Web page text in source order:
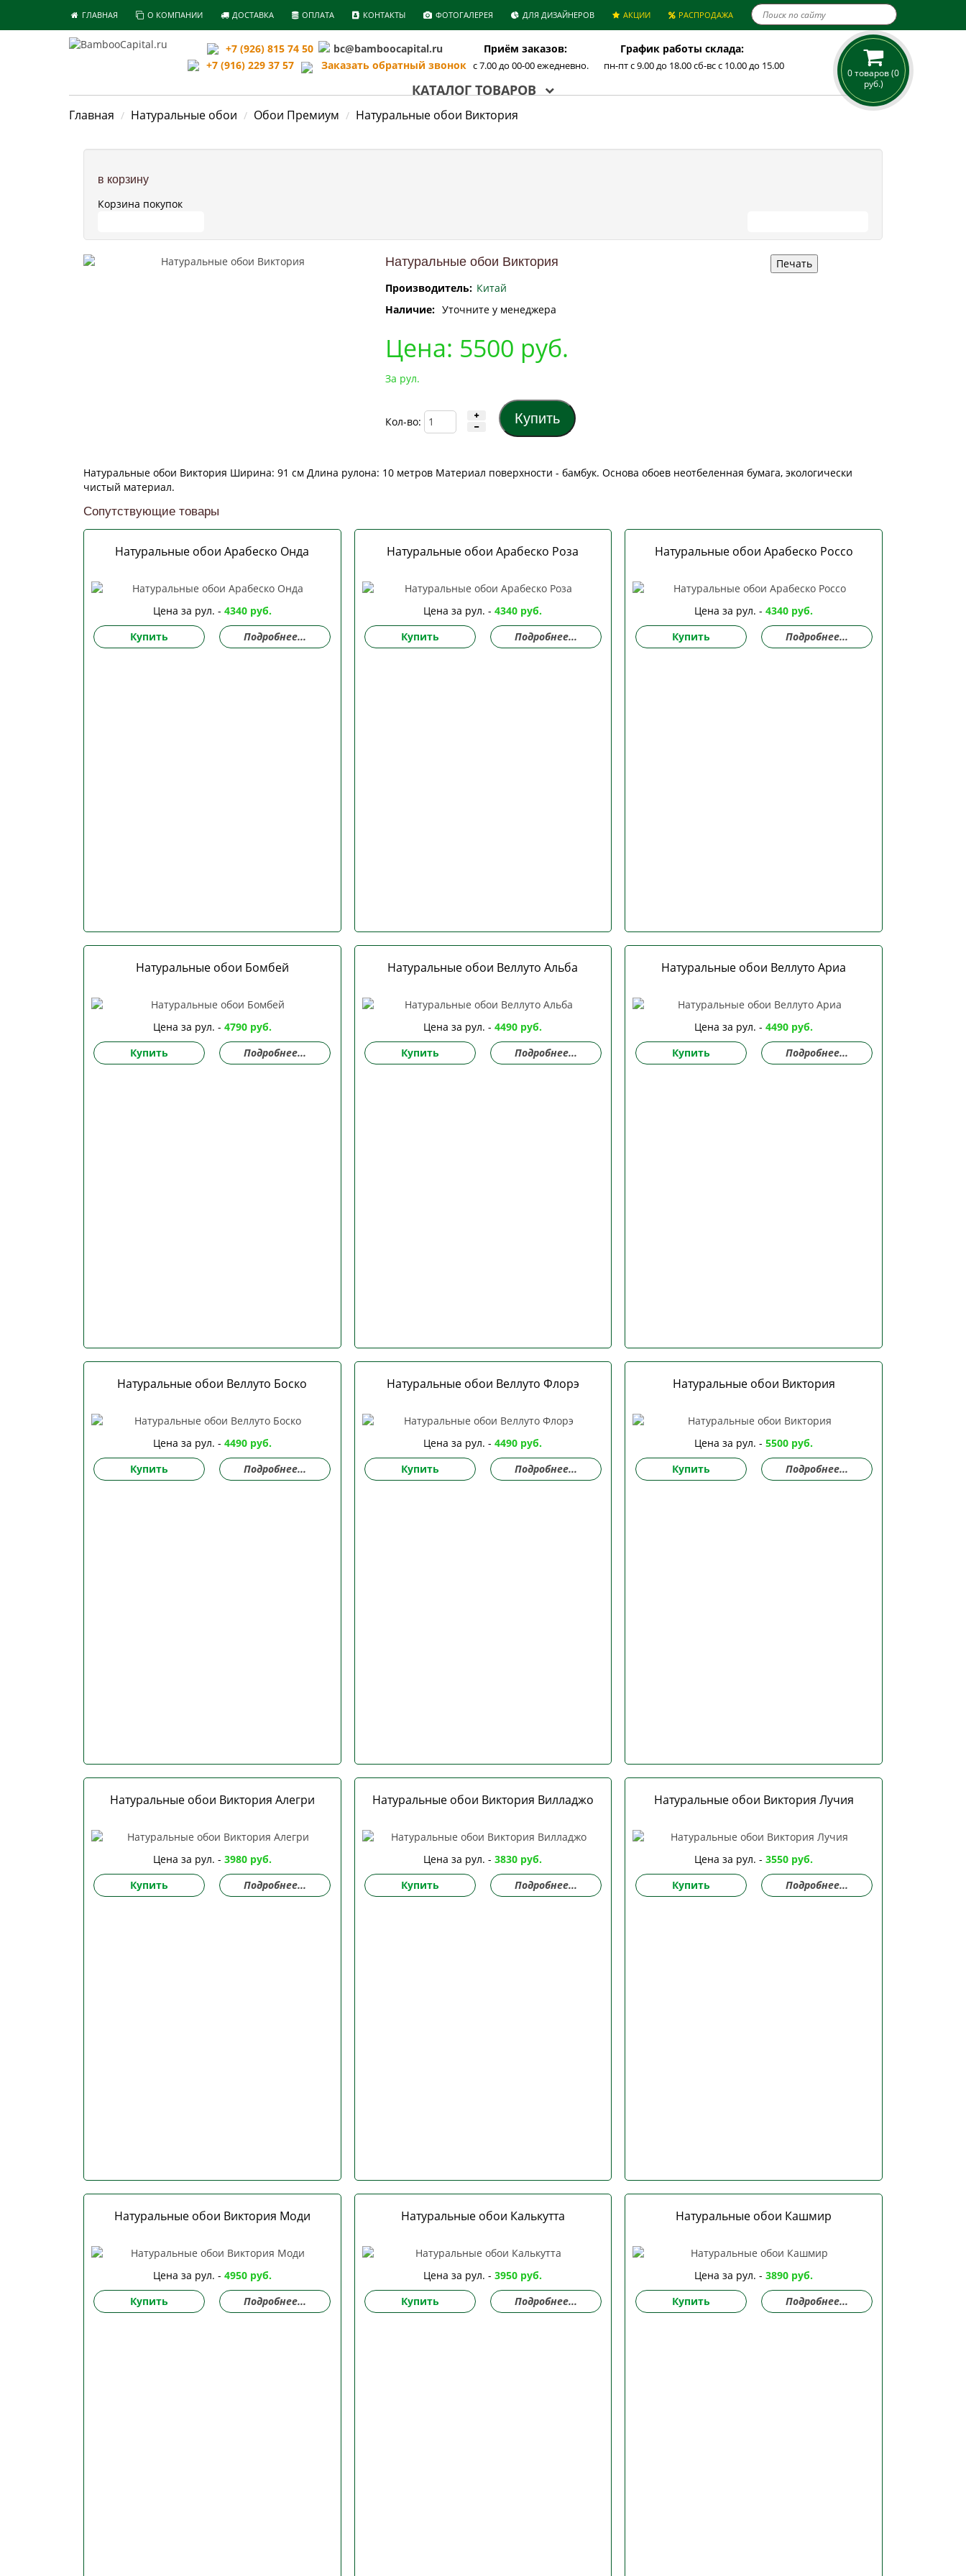
ГЛАВНАЯ О КОМПАНИИ ДОСТАВКА ОПЛАТА КОНТАКТЫ ФОТОГАЛЕРЕЯ ДЛЯ ДИЗАЙНЕРОВ АКЦИИ РАСПРОДАЖА
+7 (926) 815 74 50 bc@bamboocapital.ru Приём заказов:
График работы склада:
+7 (916) 229 37 57
Заказать обратный звонок с 7.00 до 00-00 ежедневно. пн-пт с 9.00 до 18.00 сб-вс с 10.00 до 15.00
0 товаров (0
руб.)
КАТАЛОГ ТОВАРОВ
Главная Натуральные обои Обои Премиум Натуральные обои Виктория
в корзину
Корзина покупок
Натуральные обои Виктория
Производитель: Китай
Наличие: Уточните у менеджера
Цена: 5500 руб.
За рул.
Кол-во:
Натуральные обои Виктория Ширина: 91 см Длина рулона: 10 метров Материал поверхности - бамбук. Основа обоев неотбеленная бумага, экологически
чистый материал.
Сопутствующие товары
Натуральные обои Арабеско Онда
Цена за рул. - 4340 руб.
Купить
Подробнее...
Натуральные обои Арабеско Роза
Цена за рул. -4340 руб.
Купить
Подробнее...
Натуральные обои Арабеско Россо
Цена за рул. -4340 руб.
Купить
Подробнее...
Натуральные обои Бомбей
Цена за рул. - 4790 руб.
Купить
Подробнее...
Натуральные обои Веллуто Альба
Цена за рул. -4490 руб.
Купить
Подробнее...
Натуральные обои Веллуто Ариа
Цена за рул. -4490 руб.
Купить
Подробнее...
Натуральные обои Веллуто Боско
Цена за рул. - 4490 руб.
Купить
Подробнее...
Натуральные обои Веллуто Флорэ
Цена за рул. -4490 руб.
Купить
Подробнее...
Натуральные обои Виктория
Цена за рул. -5500 руб.
Купить
Подробнее...
Натуральные обои Виктория Алегри
Цена за рул. - 3980 руб.
Купить
Подробнее...
Натуральные обои Виктория Вилладжо
Цена за рул. -3830 руб.
Купить
Подробнее...
Натуральные обои Виктория Лучия
Цена за рул. -3550 руб.
Купить
Подробнее...
Натуральные обои Виктория Моди
Цена за рул. - 4950 руб.
Купить
Подробнее...
Натуральные обои Калькутта
Цена за рул. -3950 руб.
Купить
Подробнее...
Натуральные обои Кашмир
Цена за рул. -3890 руб.
Купить
Подробнее...